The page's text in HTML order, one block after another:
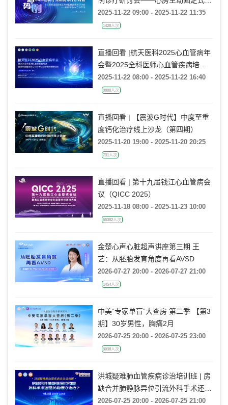
导线起搏器病例研讨会——病窦患者
AAI疗法专场
2025-11-22 09:00 - 2025-11-22 11:35
1428人次
直播回看 |航天医科2025心血管病年
会暨2025全科医师心血管疾病培训
暨第四届糖尿病心力衰竭综合管理新
进展培训
2025-11-22 08:00 - 2025-11-22 16:40
3888人次
直播回看 | 【震波G时代】中度至重
度钙化治疗线上沙龙（第四期）
2025-11-20 19:00 - 2025-11-20 20:25
731人次
直播回看 | 第十九届钱江心血管病会
议（QICC 2025）
2025-11-18 08:00 - 2025-11-23 10:00
55382人次
金楚心声心脏超声讲座第三期 王
艺：从胚胎发育角度再看AVSD
2026-07-27 20:00 - 2026-07-27 21:00
1454人次
中美“专家单盲”大查房 第二季 【第3
期】30岁男性，胸痛2月
2026-07-25 20:00 - 2026-07-25 23:00
3038人次
洪城疑难肺血管疾病诊治培训班 | 房
缺合并肺静脉异位引流外科手术还是
药物保守治疗?
2026-07-25 20:00 - 2026-07-25 21:00